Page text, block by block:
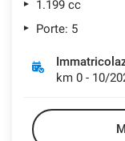
1.199 cc
Porte: 5
km 0 - 10/